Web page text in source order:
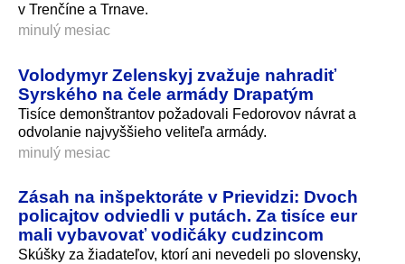
v Trenčíne a Trnave.
minulý mesiac
Volodymyr Zelenskyj zvažuje nahradiť
Syrského na čele armády Drapatým
Tisíce demonštrantov požadovali Fedorovov návrat a
odvolanie najvyššieho veliteľa armády.
minulý mesiac
Zásah na inšpektoráte v Prievidzi: Dvoch
policajtov odviedli v putách. Za tisíce eur
mali vybavovať vodičáky cudzincom
Skúšky za žiadateľov, ktorí ani nevedeli po slovensky,